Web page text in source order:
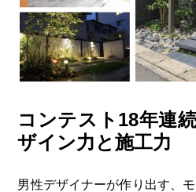
コンテスト18年連
ザイン力と施工力
男性デザイナーが作り出す、